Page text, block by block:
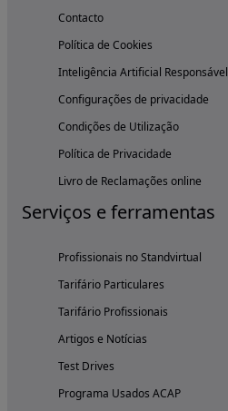
Contacto
Política de Cookies
Inteligência Artificial Responsável
Configurações de privacidade
Condições de Utilização
Política de Privacidade
Livro de Reclamações online
Serviços e ferramentas
Profissionais no Standvirtual
Tarifário Particulares
Tarifário Profissionais
Artigos e Notícias
Test Drives
Programa Usados ACAP